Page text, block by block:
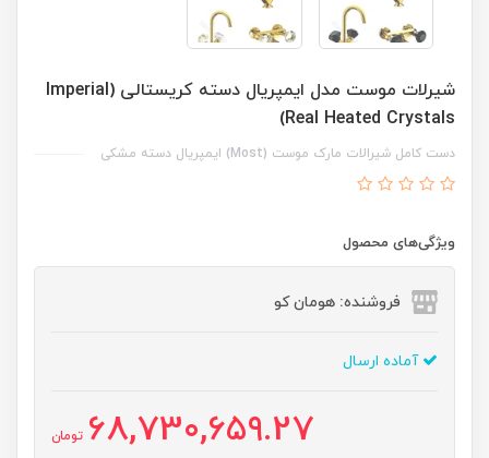
شیرلات موست مدل ایمپریال دسته کریستالی (Imperial
Real Heated Crystals)
دست کامل شیرالات مارک موست (Most) ایمپریال دسته مشکی
ویژگی‌های محصول
فروشنده: هومان کو
آماده ارسال
68,730,659.27 تومان